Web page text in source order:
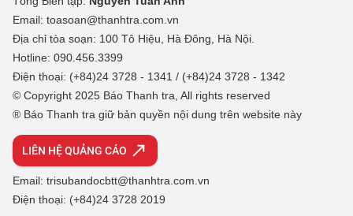
Email: toasoan@thanhtra.com.vn
Địa chỉ tòa soạn: 100 Tô Hiệu, Hà Đông, Hà Nội.
Hotline: 090.456.3399
Điện thoại: (+84)24 3728 - 1341 / (+84)24 3728 - 1342
© Copyright 2025 Báo Thanh tra, All rights reserved
® Báo Thanh tra giữ bản quyền nội dung trên website này
LIÊN HỆ QUẢNG CÁO
Email: trisubandocbtt@thanhtra.com.vn
Điện thoại: (+84)24 3728 2019